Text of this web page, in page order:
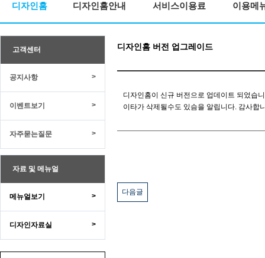
디자인홈 디자인홈안내 서비스이용료 이용메
고객센터
공지사항 >
이벤트보기 >
자주묻는질문 >
자료 및 메뉴얼
메뉴얼보기 >
디자인자료실 >
디자인홈 버전 업그레이드
디자인홈이 신규 버전으로 업데이트 되었습
이타가 삭제될수도 있슴을 알립니다. 감사합
다음글